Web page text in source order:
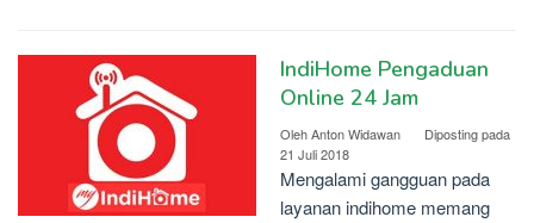
IndiHome Pengaduan
Online 24 Jam
OlehAnton Widawan
Diposting pada
21 Juli 2018
Mengalami gangguan pada
layanan indihome memang